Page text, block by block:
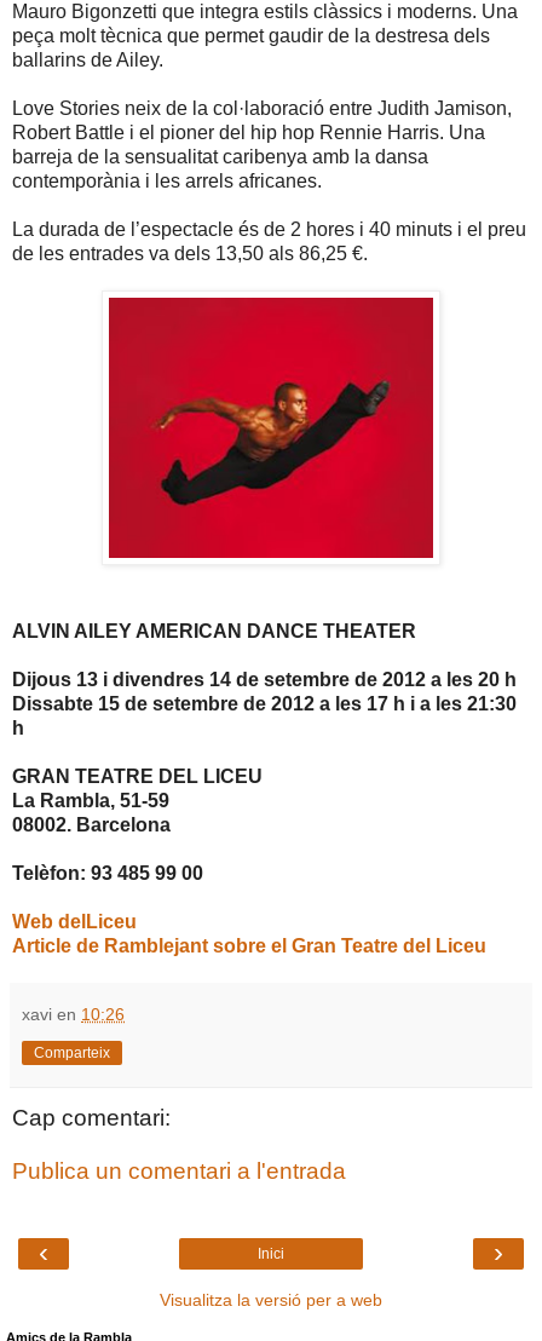
Mauro Bigonzetti que integra estils clàssics i moderns. Una
peça molt tècnica que permet gaudir de la destresa dels
ballarins de Ailey.
Love Stories neix de la col·laboració entre Judith Jamison,
Robert Battle i el pioner del hip hop Rennie Harris. Una
barreja de la sensualitat caribenya amb la dansa
contemporània i les arrels africanes.
La durada de l’espectacle és de 2 hores i 40 minuts i el preu
de les entrades va dels 13,50 als 86,25 €.
ALVIN AILEY AMERICAN DANCE THEATER
Dijous 13 i divendres 14 de setembre de 2012 a les 20 h
Dissabte 15 de setembre de 2012 a les 17 h i a les 21:30
h
GRAN TEATRE DEL LICEU
La Rambla, 51-59
08002. Barcelona
Telèfon: 93 485 99 00
Web delLiceu
Article de Ramblejant sobre el Gran Teatre del Liceu
xavi en 10:26
Comparteix
Cap comentari:
Publica un comentari a l'entrada
‹ ›
Inici
Visualitza la versió per a web
Amics de la Rambla